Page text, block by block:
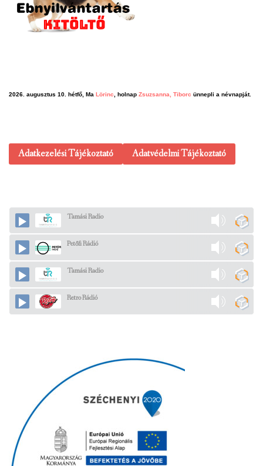
2026. augusztus 10. hétfő, Ma Lörinc, holnap Zsuzsanna, Tiborc ünnepli a névnapját.
Adatkezelési Tájékoztató Adatvédelmi Tájékoztató
Tamási Radio
Petőfi Rádió
Tamási Radio
Retro Rádió